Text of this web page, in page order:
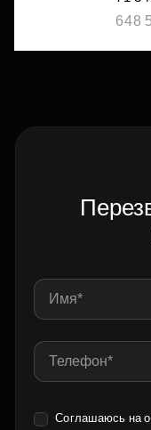
648
Соглашаюсь на